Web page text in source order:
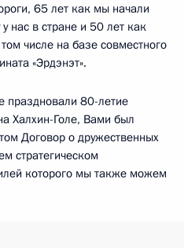
65 лет как мы начали
нас в стране и 50 лет как
числе на базе совместного
«Эрдэнэт».
праздновали 80-летие
Халхин-Голе, Вами был
Договор о дружественных
стратегическом
которого мы также можем